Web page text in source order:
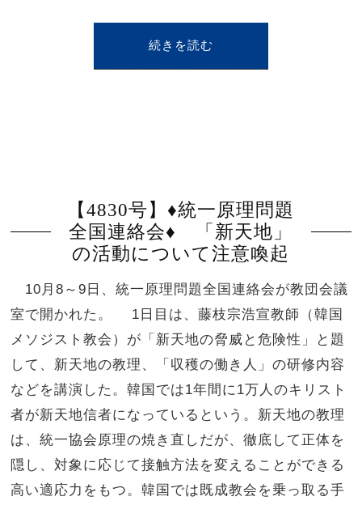
続きを読む
【4830号】♦統一原理問題
全国連絡会♦ 「新天地」
の活動について注意喚起
10月8～9日、統一原理問題全国連絡会が教団会議
室で開かれた。 1日目は、藤枝宗浩宣教師（韓国
メソジスト教会）が「新天地の脅威と危険性」と題
して、新天地の教理、「収穫の働き人」の研修内容
などを講演した。韓国では1年間に1万人のキリスト
者が新天地信者になっているという。新天地の教理
は、統一協会原理の焼き直しだが、徹底して正体を
隠し、対象に応じて接触方法を変えることができる
高い適応力をもつ。韓国では既成教会を乗っ取る手